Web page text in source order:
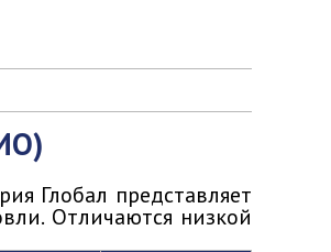
Глобал представляет
Отличаются низкой